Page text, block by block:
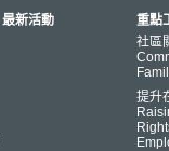
最新活動
重點
社區
提升